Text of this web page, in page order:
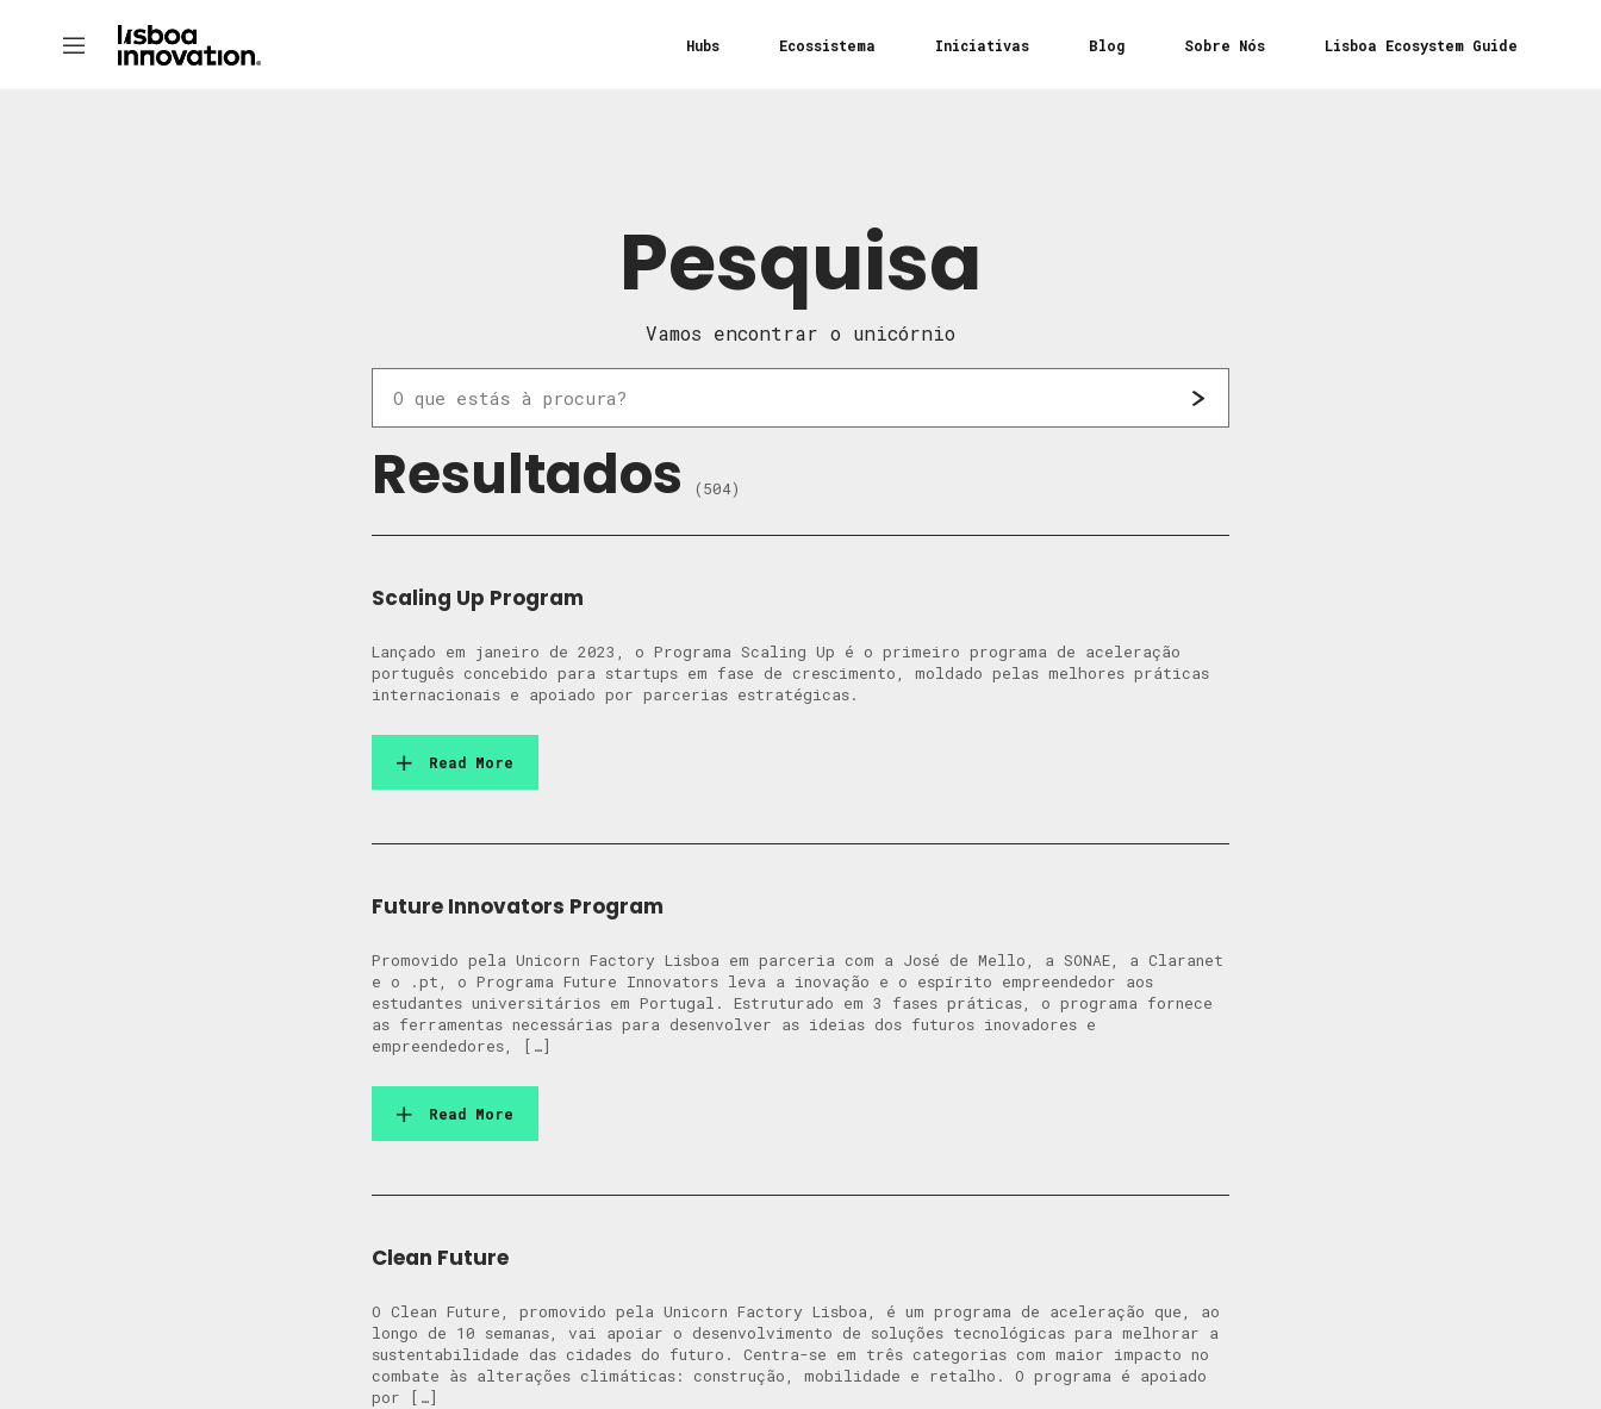
Hubs Ecossistema Iniciativas Blog Sobre Nós Lisboa Ecosystem Guide
Pesquisa
Vamos encontrar o unicórnio
Resultados (504)
Scaling Up Program
Lançado em janeiro de 2023, o Programa Scaling Up é o primeiro programa de aceleração
português concebido para startups em fase de crescimento, moldado pelas melhores práticas
internacionais e apoiado por parcerias estratégicas.
Read More
Future Innovators Program
Promovido pela Unicorn Factory Lisboa em parceria com a José de Mello, a SONAE, a Claranet
e o .pt, o Programa Future Innovators leva a inovação e o espírito empreendedor aos
estudantes universitários em Portugal. Estruturado em 3 fases práticas, o programa fornece
as ferramentas necessárias para desenvolver as ideias dos futuros inovadores e
empreendedores, […]
Read More
Clean Future
O Clean Future, promovido pela Unicorn Factory Lisboa, é um programa de aceleração que, ao
longo de 10 semanas, vai apoiar o desenvolvimento de soluções tecnológicas para melhorar a
sustentabilidade das cidades do futuro. Centra-se em três categorias com maior impacto no
combate às alterações climáticas: construção, mobilidade e retalho. O programa é apoiado
por […]